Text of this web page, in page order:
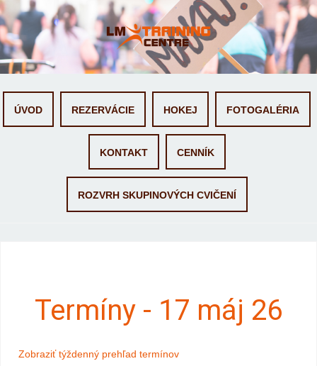
Skip to content
ÚVOD
REZERVÁCIE HOKEJ FOTOGALÉRIA
KONTAKT CENNÍK
ROZVRH SKUPINOVÝCH CVIČENÍ
Termíny - 17 máj 26
Zobraziť týždenný prehľad termínov